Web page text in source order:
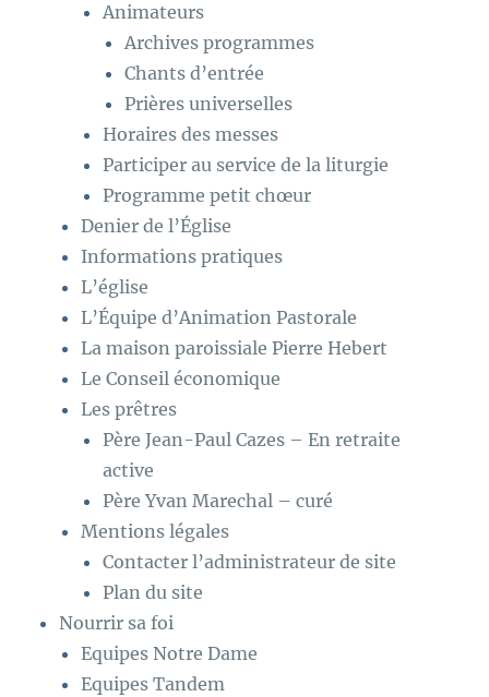
Animateurs
Archives programmes
Chants d’entrée
Prières universelles
Horaires des messes
Participer au service de la liturgie
Programme petit chœur
Denier de l’Église
Informations pratiques
L’église
L’Équipe d’Animation Pastorale
La maison paroissiale Pierre Hebert
Le Conseil économique
Les prêtres
Père Jean-Paul Cazes – En retraite
active
Père Yvan Marechal – curé
Mentions légales
Contacter l’administrateur de site
Plan du site
Nourrir sa foi
Equipes Notre Dame
Equipes Tandem